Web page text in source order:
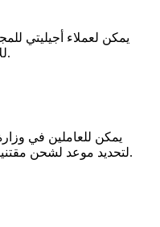
يمكن لعملاء أجيليتي
للاطلاع على العقود وتسديد المدفوعات.
يمكن للعاملين في
GRMS لتحديد موعد لشحن مقتنياتهم المنزلية إلى مواقع جديدة.